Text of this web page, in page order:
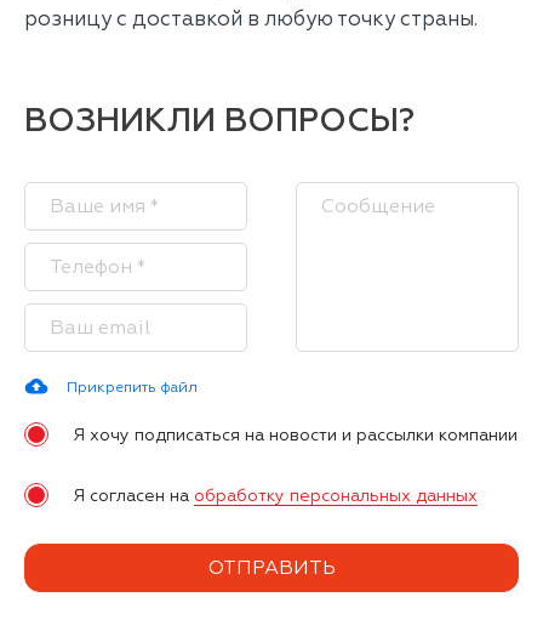
розницу с доставкой в любую точку страны.
ВОЗНИКЛИ ВОПРОСЫ?
Прикрепить файл
Я хочу подписаться на новости и рассылки компании
Я согласен на обработку персональных данных